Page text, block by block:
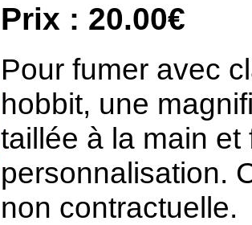
Prix : 20.00€
Pour fumer avec
hobbit, une
taillée à la main
personnalisation.
non contractuelle.